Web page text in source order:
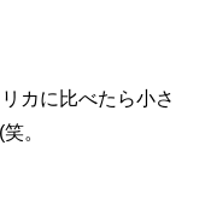
カに比べたら小さ
。